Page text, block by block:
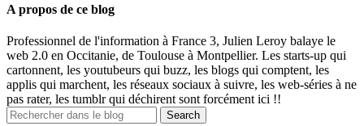
A propos de ce blog
Professionnel de l'information à France 3, Julien Leroy balaye le
web 2.0 en Occitanie, de Toulouse à Montpellier. Les starts-up qui
cartonnent, les youtubeurs qui buzz, les blogs qui comptent, les
applis qui marchent, les réseaux sociaux à suivre, les web-séries à ne
pas rater, les tumblr qui déchirent sont forcément ici !!